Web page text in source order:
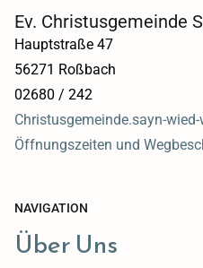
Ev. Christusgemeinde
Hauptstraße 47
56271 Roßbach
02680 / 242
Christusgemeinde.sayn-
Öffnungszeiten und
NAVIGATION
Über Uns